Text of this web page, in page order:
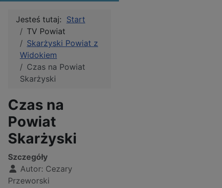
Jesteś tutaj: Start
TV Powiat
Skarżyski Powiat z
Widokiem
Czas na Powiat
Skarżyski
Czas na
Powiat
Skarżyski
Szczegóły
Autor: Cezary
Przeworski